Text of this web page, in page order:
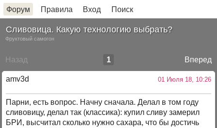
Форум Правила Вход Поиск
Сливовица. Какую технологию выбрать?
Фруктовый самогон
Назад Вперед
1
amv3d 01 Июля 18, 10:26
Парни, есть вопрос. Начну сначала. Делал в том году
сливовицу, делал так (классика): купил сливу замерил
БРИ, высчитал сколько нужно сахара, что бы достичь